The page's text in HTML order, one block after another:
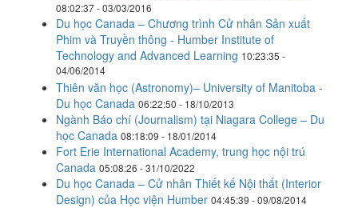
08:02:37 - 03/03/2016
Du học Canada – Chương trình Cử nhân Sản xuất
Phim và Truyền thông - Humber Institute of
Technology and Advanced Learning 10:23:35 -
04/06/2014
Thiên văn học (Astronomy)– University of Manitoba -
Du học Canada 06:22:50 - 18/10/2013
Ngành Báo chí (Journalism) tại Niagara College – Du
học Canada 08:18:09 - 18/01/2014
Fort Erie International Academy, trung học nội trú
Canada 05:08:26 - 31/10/2022
Du học Canada – Cử nhân Thiết kế Nội thất (Interior
Design) của Học viện Humber 04:45:39 - 09/08/2014